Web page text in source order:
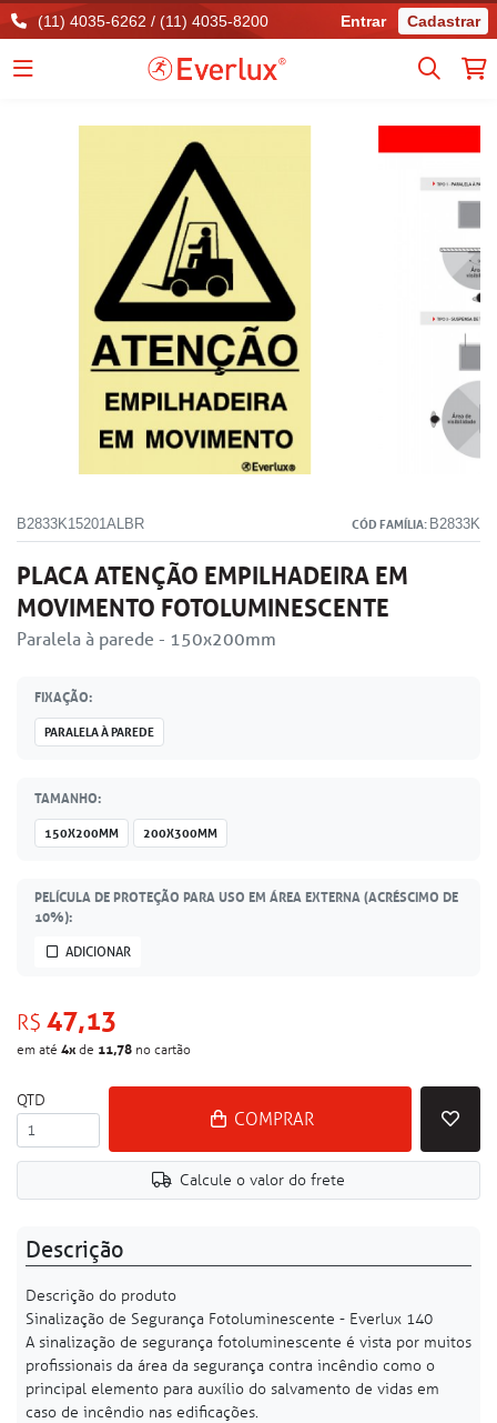
(11) 4035-6262 / (11) 4035-8200 Entrar Cadastrar
B2833K15201ALBR CÓD FAMÍLIA: B2833K
PLACA ATENÇÃO EMPILHADEIRA EM
MOVIMENTO FOTOLUMINESCENTE
Paralela à parede - 150x200mm
FIXAÇÃO:
PARALELA À PAREDE
TAMANHO:
150X200MM 200X300MM
PELÍCULA DE PROTEÇÃO PARA USO EM ÁREA EXTERNA (ACRÉSCIMO DE
10%):
ADICIONAR
R$ 47,13
em até 4x de 11,78 no cartão
QTD
COMPRAR
Calcule o valor do frete
Descrição
Descrição do produto
Sinalização de Segurança Fotoluminescente - Everlux 140
A sinalização de segurança fotoluminescente é vista por muitos
profissionais da área da segurança contra incêndio como o
principal elemento para auxílio do salvamento de vidas em
caso de incêndio nas edificações.